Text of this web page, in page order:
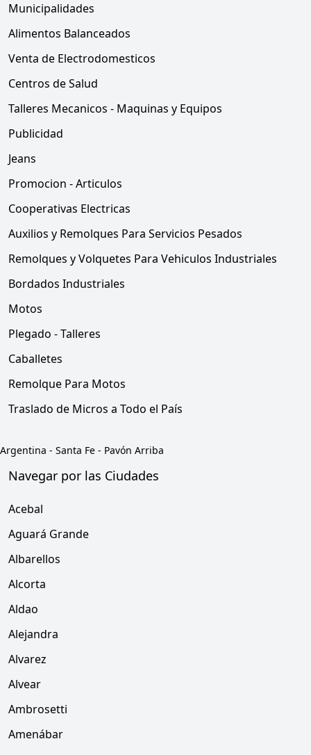
Municipalidades
Alimentos Balanceados
Venta de Electrodomesticos
Centros de Salud
Talleres Mecanicos - Maquinas y Equipos
Publicidad
Jeans
Promocion - Articulos
Cooperativas Electricas
Auxilios y Remolques Para Servicios Pesados
Remolques y Volquetes Para Vehiculos Industriales
Bordados Industriales
Motos
Plegado - Talleres
Caballetes
Remolque Para Motos
Traslado de Micros a Todo el País
Argentina - Santa Fe - Pavón Arriba
Navegar por las Ciudades
Acebal
Aguará Grande
Albarellos
Alcorta
Aldao
Alejandra
Alvarez
Alvear
Ambrosetti
Amenábar